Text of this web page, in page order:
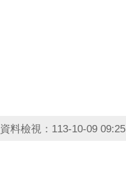
資料檢視：113-10-09 09:25